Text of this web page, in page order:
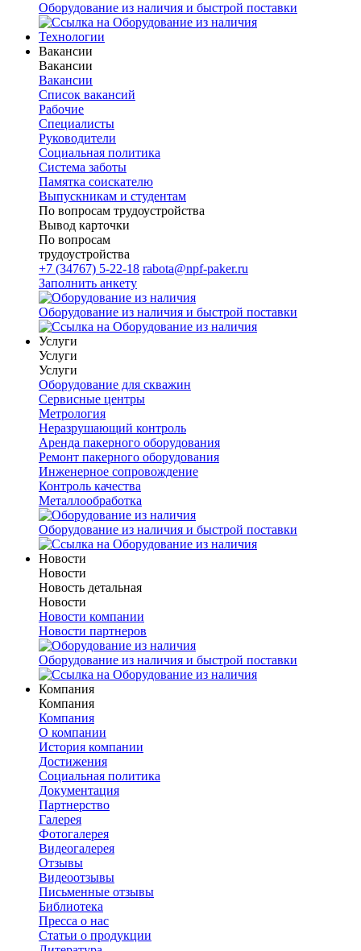
Оборудование из наличия и быстрой поставки
Технологии
Вакансии
Вакансии
Вакансии
Список вакансий
Рабочие
Специалисты
Руководители
Cоциальная политика
Система заботы
Памятка соискателю
Выпускникам и студентам
По вопросам трудоустройства
Вывод карточки
По вопросам
трудоустройства
+7 (34767) 5-22-18 rabota@npf-paker.ru
Заполнить анкету
Оборудование из наличия и быстрой поставки
Услуги
Услуги
Услуги
Оборудование для скважин
Сервисные центры
Метрология
Неразрушающий контроль
Аренда пакерного оборудования
Ремонт пакерного оборудования
Инженерное сопровождение
Контроль качества
Металлообработка
Оборудование из наличия и быстрой поставки
Новости
Новости
Новость детальная
Новости
Новости компании
Новости партнеров
Оборудование из наличия и быстрой поставки
Компания
Компания
Компания
О компании
История компании
Достижения
Социальная политика
Документация
Партнерство
Галерея
Фотогалерея
Видеогалерея
Отзывы
Видеоотзывы
Письменные отзывы
Библиотека
Пресса о нас
Статьи о продукции